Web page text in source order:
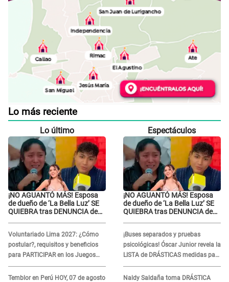
Lo más reciente
Lo último
¡NO AGUANTÓ MÁS! Esposa
de dueño de ‘La Bella Luz’ SE
QUIEBRA tras DENUNCIA de
Voluntariado Lima 2027: ¿Cómo
postular?, requisitos y beneficios
para PARTICIPAR en los Juegos
Panamericanos
Temblor en Perú HOY, 07 de agosto
Espectáculos
¡NO AGUANTÓ MÁS! Esposa
de dueño de ‘La Bella Luz’ SE
QUIEBRA tras DENUNCIA de
¡Buses separados y pruebas
psicológicas! Óscar Junior revela la
LISTA de DRÁSTICAS medidas para
prevenir acoso en 'La Bella Luz' tras
caso Naldy Saldaña
Naldy Saldaña toma DRÁSTICA